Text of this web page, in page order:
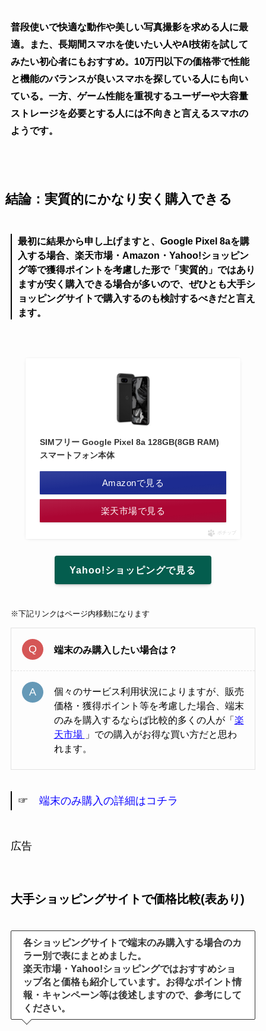
普段使いで快適な動作や美しい写真撮影を求める人に最
適。また、長期間スマホを使いたい人やAI技術を試して
みたい初心者にもおすすめ。10万円以下の価格帯で性能
と機能のバランスが良いスマホを探している人にも向い
ている。一方、ゲーム性能を重視するユーザーや大容量
ストレージを必要とする人には不向きと言えるスマホの
ようです。
結論：実質的にかなり安く購入できる
最初に結果から申し上げますと、Google Pixel 8aを購
入する場合、楽天市場・Amazon・Yahoo!ショッピン
グ等で獲得ポイントを考慮した形で「実質的」ではあり
ますが安く購入できる場合が多いので、ぜひとも大手シ
ョッピングサイトで購入するのも検討するべきだと言え
ます。
SIMフリー Google Pixel 8a 128GB(8GB RAM)
スマートフォン本体
Amazonで見る
楽天市場で見る
ポチップ
Yahoo!ショッピングで見る
※下記リンクはページ内移動になります
端末のみ購入したい場合は？
個々のサービス利用状況によりますが、販売
価格・獲得ポイント等を考慮した場合、端末
のみを購入するならば比較的多くの人が「 楽
天市場 」での購入がお得な買い方だと思わ
れます。
☞ 端末のみ購入の詳細はコチラ
広告
大手ショッピングサイトで価格比較(表あり)
各ショッピングサイトで端末のみ購入する場合のカ
ラー別で表にまとめました。
楽天市場・Yahoo!ショッピングではおすすめショ
ップ名と価格も紹介しています。お得なポイント情
報・キャンペーン等は後述しますので、参考にして
ください。